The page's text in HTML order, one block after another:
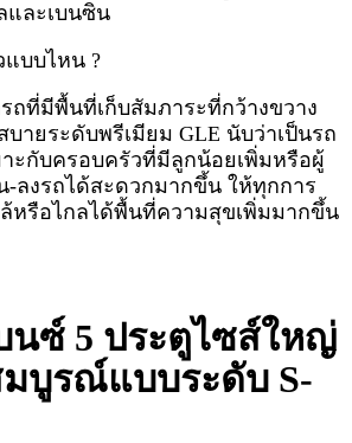
และเบนซิน
แบบไหน ?
ถที่มีพื้นที่เก็บสัมภาระที่กว้างขวาง
ายระดับพรีเมียม GLE นับว่าเป็นรถ
าะกับครอบครัวที่มีลูกน้อยเพิ่มหรือผู้
-ลงรถได้สะดวกมากขึ้น ให้ทุกการ
ล้หรือไกลได้พื้นที่ความสุขเพิ่มมากขึ้น
นซ์ 5 ประตูไซส์ใหญ่
มบูรณ์แบบระดับ S-